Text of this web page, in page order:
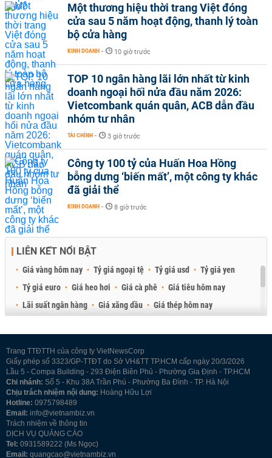
Một thương hiệu thời trang Việt đóng
cửa sau 5 năm hoạt động, thanh lý toàn
bộ cửa hàng
KINH DOANH - 10 giờ trước
TOP 10 ngân hàng lãi lớn nhất từ kinh
doanh ngoại hối nửa đầu năm 2026:
Vietcombank quán quân, ACB dẫn đầu
nhóm tư nhân
TÀI CHÍNH - 3 giờ trước
Công ty 100 tỷ của Huấn Hoa Hồng
bỗng dưng ‘biến mất’, một công ty khác
đã giải thể
KINH DOANH - 8 giờ trước
LIÊN KẾT NỔI BẬT
Giá vàng hôm nay Tỷ giá ngoại tệ Tỷ giá usd
Tỷ giá yen
Tỷ giá euro
Giá heo hơi Giá cà phê
Giá tiêu hôm nay
Lãi suất ngân hàng
Giá xăng dầu
Giá thép hôm nay
Trang TTĐTTH của công ty VietNewsCorp
Giấy phép số 3323/GP-TTĐT do Sở VH&TT TP.HCM cấp ngày 20/3/2026
Lầu 5 - Compa Building - 293 Điện Biên Phủ - Phường Gia Định - TP.HCM
Chi nhánh: Số 5 - Khu 38A Trần Phú - Phường Ba Đình - TP. Hà Nội
Chịu trách nhiệm nội dung: Hoàng Hữu Lợi
Hotline: 0975798489
Email: info@vietnambiz.vn
Trách nhiệm về thông tin
DỊCH VỤ QUẢNG CÁO
Tel: 0931589222 (Ms Ngọc)
Email: quangcao@vietnambiz.vn